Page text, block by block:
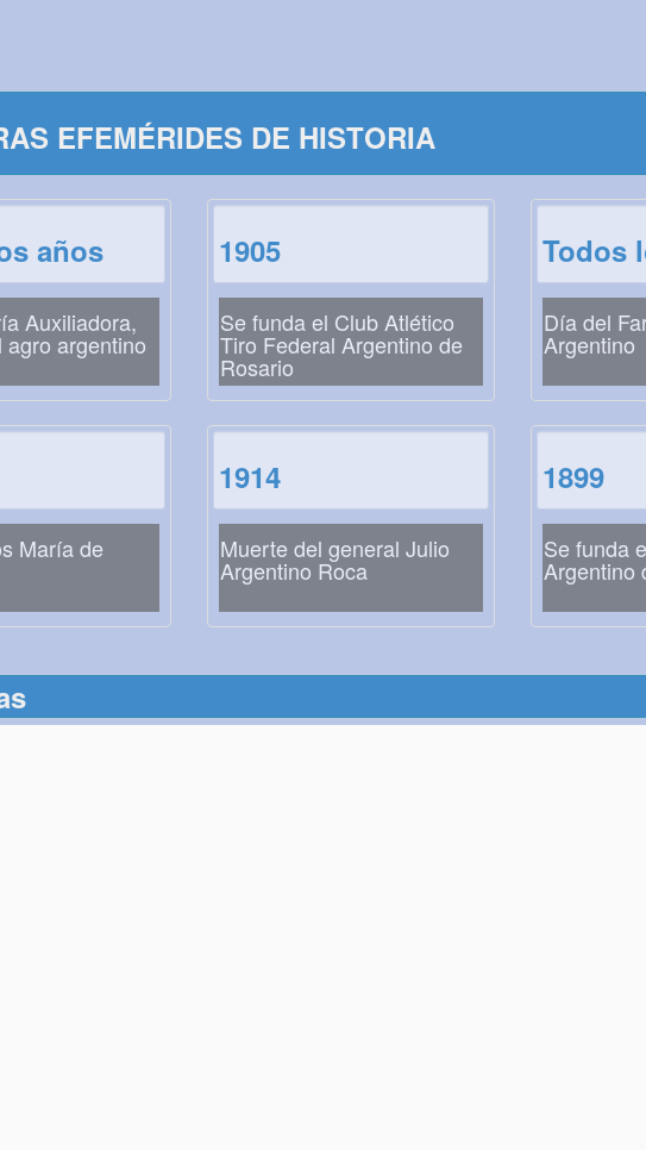
EFEMÉRIDES DE HISTORIA
años
Auxiliadora,
agro argentino
1905
Se funda el Club Atlético
Tiro Federal Argentino de
Rosario
Todos
Día del
Argentino
María de
1914
Muerte del general Julio
Argentino Roca
1899
Se funda
Argentino